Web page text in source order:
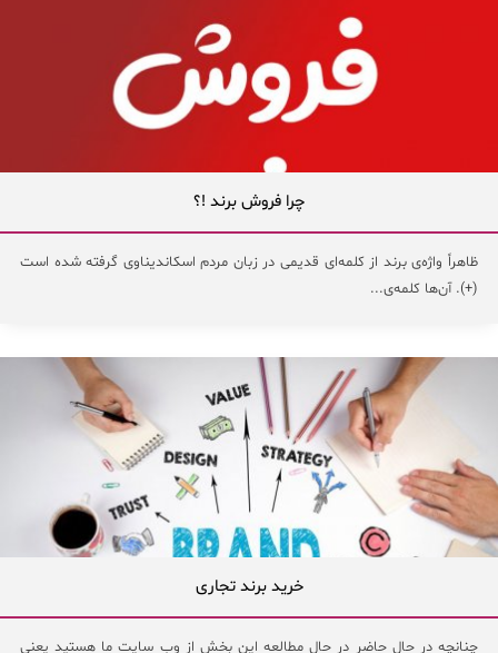
چرا فروش برند !؟
ظاهراً واژه‌ی برند از کلمه‌‌ای قدیمی در زبان مردم اسکاندیناوی گرفته شده است
(+). آن‌ها کلمه‌ی...
خرید برند تجاری
چنانچه در حال حاضر در حال مطالعه این بخش از وب سایت ما هستید یعنی